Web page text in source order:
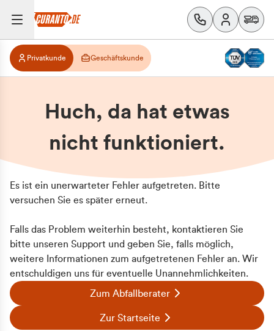
Privatkunde Geschäftskunde
Huch, da hat etwas
nicht funktioniert.
Es ist ein unerwarteter Fehler aufgetreten. Bitte
versuchen Sie es später erneut.
Falls das Problem weiterhin besteht, kontaktieren Sie
bitte unseren Support und geben Sie, falls möglich,
weitere Informationen zum aufgetretenen Fehler an. Wir
entschuldigen uns für eventuelle Unannehmlichkeiten.
Zum Abfallberater
Zur Startseite